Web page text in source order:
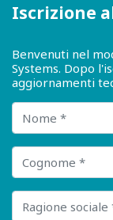
Iscrizione
Benvenuti nel
Systems. Dopo
aggiornamenti
Nome
Cognome
Ragione sociale